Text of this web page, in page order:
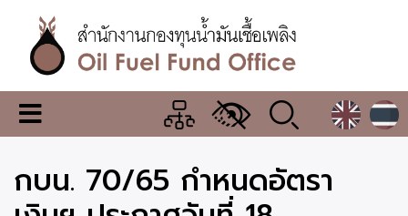
เนื้อหา
หลักสำนักงาน
กองทุน
น้ำมัน
เมนู
เปลี่ยน
แสดง
ผล
กบน. 70/65 กำหนดอัตรา